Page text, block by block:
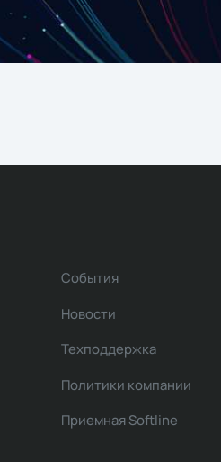
События
Новости
Техподдержка
Политики компании
Приемная Softline